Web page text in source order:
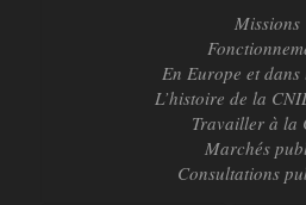
Missions
En Europe et dans
L’histoire de la
Travailler à la
Marchés
Consultations